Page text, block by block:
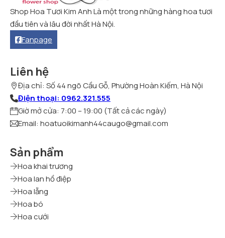
Shop Hoa Tươi Kim Anh Là một trong những hàng hoa tươi
đầu tiên và lâu đời nhất Hà Nội.
Fanpage
Liên hệ
Địa chỉ: Số 44 ngõ Cầu Gỗ, Phường Hoàn Kiếm, Hà Nội
Điện thoại: 0962.321.555
Giờ mở cửa: 7:00 – 19:00 (Tất cả các ngày)
Email: hoatuoikimanh44caugo@gmail.com
Sản phẩm
Hoa khai trương
Hoa lan hồ điệp
Hoa lẵng
Hoa bó
Hoa cưới